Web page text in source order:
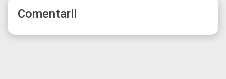
Comentarii